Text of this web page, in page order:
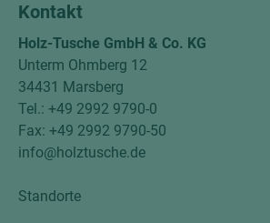
Kontakt
Holz-Tusche GmbH & Co. KG
Unterm Ohmberg 12
34431 Marsberg
Tel.: +49 2992 9790-0
Fax: +49 2992 9790-50
info@holztusche.de
Standorte